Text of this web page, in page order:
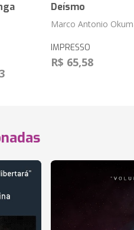
Deísmo
Marco Antonio
IMPRESSO
R$ 65,58